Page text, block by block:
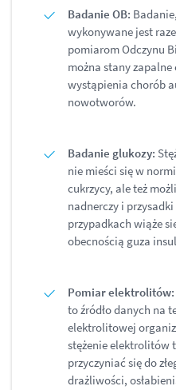
Badanie OB:
wykonywane jest
pomiarom Odczynu
można stany
wystąpienia chorób
nowotworów.
Badanie glukozy:
nie mieści się w
cukrzycy, ale też
nadnerczy i
przypadkach wiąże
obecnością guza
Pomiar elektrolitów:
to źródło danych na
elektrolitowej
stężenie elektrolitów
przyczyniać się do
drażliwości,